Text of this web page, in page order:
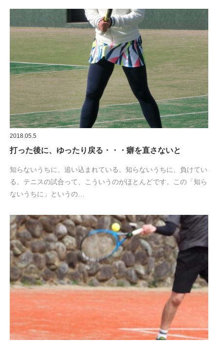
2018.05.5
打った後に、ゆったり戻る・・・癖を直さないと
知らないうちに、追い込まれている。知らないうちに、負けてい
る。テニスの試合って、こういうのがほとんどです。この「知ら
ないうちに」というの…